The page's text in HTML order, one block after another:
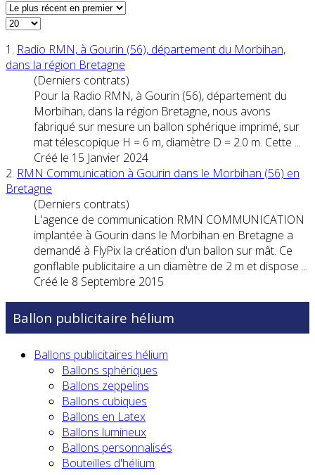
1. Radio RMN, à Gourin (56), département du Morbihan,
dans la région Bretagne
(Derniers contrats)
Pour la Radio RMN, à Gourin (56), département du
Morbihan, dans la région Bretagne, nous avons
fabriqué sur mesure un ballon sphérique imprimé, sur
mat télescopique H = 6 m, diamètre D = 2.0 m. Cette ...
Créé le 15 Janvier 2024
2. RMN Communication à Gourin dans le Morbihan (56) en
Bretagne
(Derniers contrats)
L'agence de communication RMN COMMUNICATION
implantée à Gourin dans le Morbihan en Bretagne a
demandé à FlyPix la création d'un ballon sur mât. Ce
gonflable publicitaire a un diamètre de 2 m et dispose ...
Créé le 8 Septembre 2015
Ballon publicitaire hélium
Ballons publicitaires hélium
Ballons sphériques
Ballons zeppelins
Ballons cubiques
Ballons en Latex
Ballons lumineux
Ballons personnalisés
Bouteilles d'hélium